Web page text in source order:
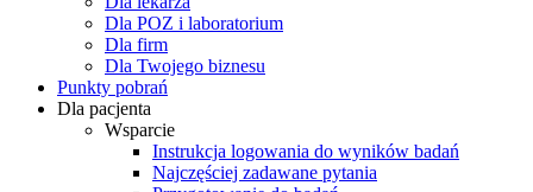
Dla POZ i laboratorium
Dla firm
Dla Twojego biznesu
Punkty pobrań
Dla pacjenta
Wsparcie
Instrukcja logowania do wyników badań
Najczęściej zadawane pytania